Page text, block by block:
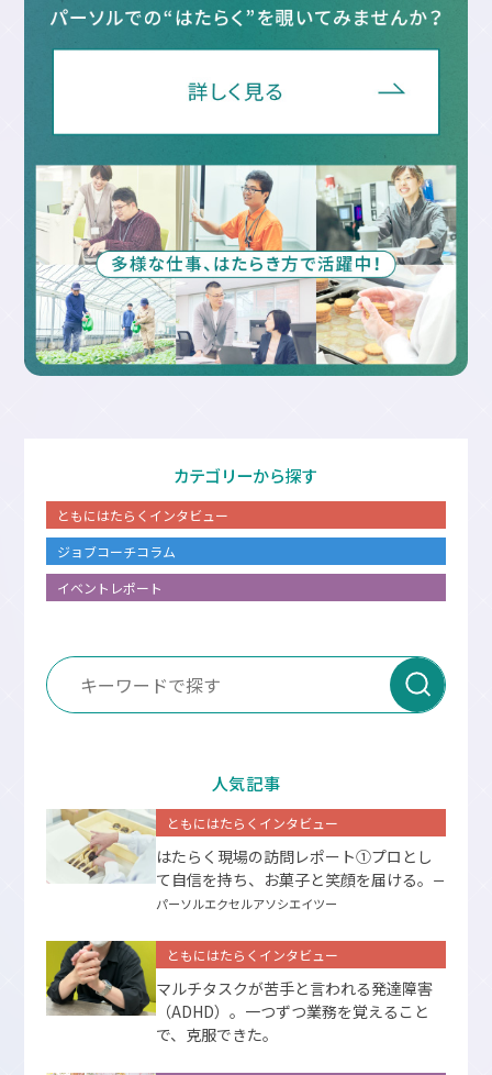
カテゴリーから探す
ともにはたらくインタビュー
ジョブコーチコラム
イベントレポート
人気記事
ともにはたらくインタビュー
はたらく現場の訪問レポート①プロとし
て⾃信を持ち、お菓⼦と笑顔を届ける。
ー
パーソルエクセルアソシエイツー
ともにはたらくインタビュー
マルチタスクが苦手と言われる発達障害
（ADHD）。一つずつ業務を覚えること
で、克服できた。